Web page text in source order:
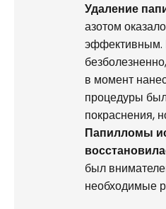
Удаление
азотом
эффективным.
в момент
процедуры
покраснения,
Папилломы
был
необходимые